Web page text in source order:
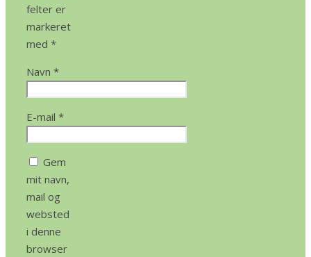
felter er
markeret
med *
Navn *
E-mail *
Gem
mit navn,
mail og
websted
i denne
browser